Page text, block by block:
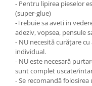
- Pentru lipirea pieselor
(super-glue)
-Trebuie sa aveti in
adeziv, vopsea, pensule
- NU necesită curățare
individual.
- NU este necesară
sunt complet uscate/
- Se recomandă